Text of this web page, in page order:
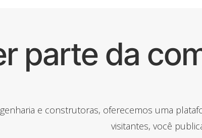
parte da
e construtoras, oferecemos uma
visitantes, você